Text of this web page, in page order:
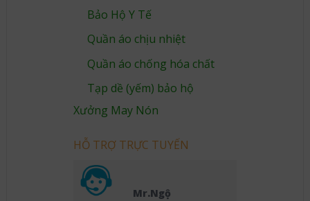
Bảo Hộ Y Tế
Quần áo chịu nhiệt
Quần áo chống hóa chất
Tạp dề (yếm) bảo hộ
Xưởng May Nón
HỖ TRỢ TRỰC TUYẾN
Mr.Ngộ